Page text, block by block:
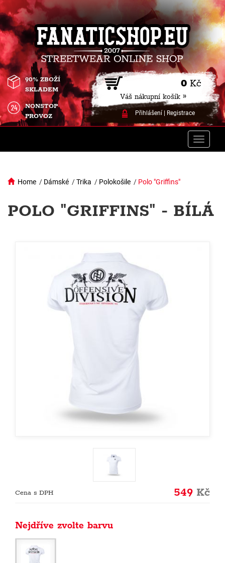
0 Kč
Váš nákupní košík »
Přihlášení| Registrace
90% ZBOŽÍ
SKLADEM
NONSTOP
PROVOZ
Toggle
Home / Dámské /Trika / Polokošile / Polo "Griffins"
POLO "GRIFFINS" - BÍLÁ
Cena s DPH 549 Kč
Nejdříve zvolte barvu